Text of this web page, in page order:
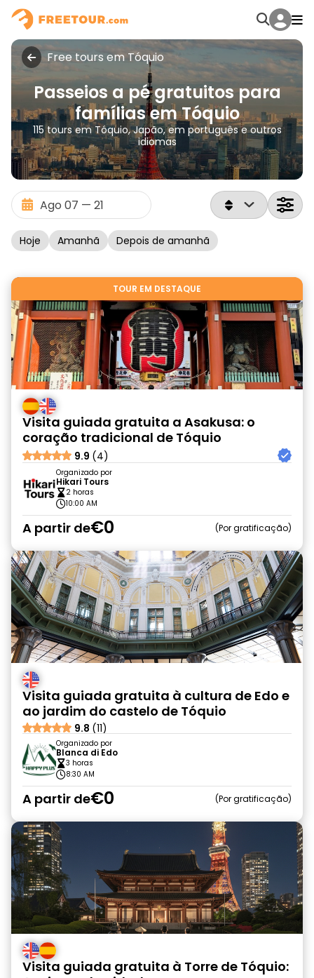
Free tours em Tóquio
Passeios a pé gratuitos para
famílias em Tóquio
115 tours em Tóquio, Japão, em português e outros
idiomas
Hoje Amanhã Depois de amanhã
TOUR EM DESTAQUE
Visita guiada gratuita a Asakusa: o
coração tradicional de Tóquio
9.9 (4)
Organizado por
Hikari Tours
2 horas
10:00 AM
A partir de€0 Por gratificação
Visita guiada gratuita à cultura de Edo e
ao jardim do castelo de Tóquio
9.8 (11)
Organizado por
Blanca di Edo
3 horas
8:30 AM
A partir de€0 Por gratificação
Visita guiada gratuita à Torre de Tóquio: